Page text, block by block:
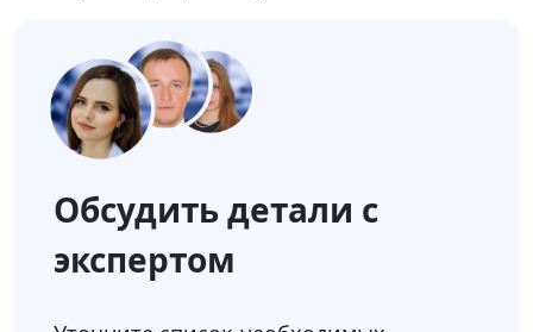
Обсудить детали с
экспертом